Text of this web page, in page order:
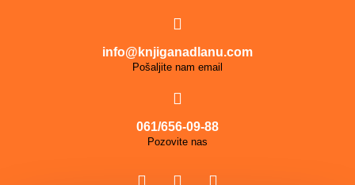
info@knjiganadlanu.com
Pošaljite nam email
061/656-09-88
Pozovite nas